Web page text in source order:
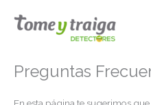
Preguntas